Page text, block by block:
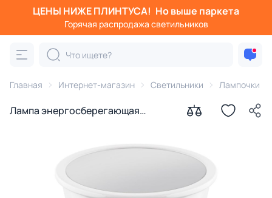
ЦЕНЫ НИЖЕ ПЛИНТУСА! Но выше паркета
Горячая распродажа светильников
Главная Интернет-магазин Светильники Лампочки
Лампа энергосберегающая